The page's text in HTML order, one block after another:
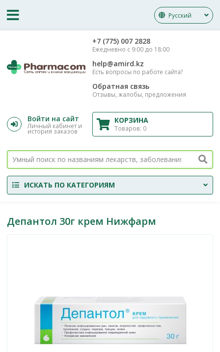
Русский
‎+7 (775) 007 2828
Ежедневно с 9:00 до 18:00
help@amird.kz
Есть вопросы по работе сайта?
Обратная связь
Отзывы, жалобы, предложения
Войти на сайт
Личный кабинет и
история заказов
КОРЗИНА
Товаров: 0
ИСКАТЬ ПО КАТЕГОРИЯМ
Депантол 30г крем Нижфарм